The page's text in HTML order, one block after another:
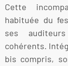
Cette
habituée du
ses
cohérents.
bis compris,